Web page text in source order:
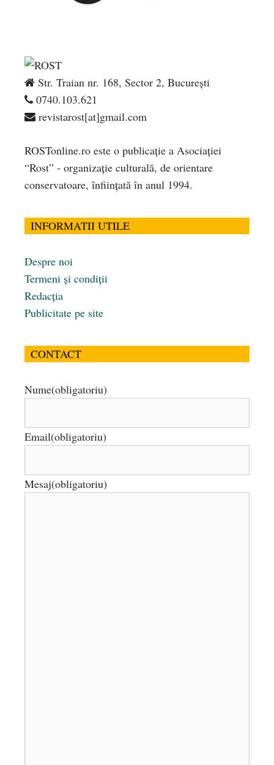
Str. Traian nr. 168, Sector 2, București
0740.103.621
revistarost[at]gmail.com
ROSTonline.ro este o publicaţie a Asociaţiei
“Rost” - organizaţie culturală, de orientare
conservatoare, înfiinţată în anul 1994.
INFORMATII UTILE
Despre noi
Termeni și condiții
Redacția
Publicitate pe site
CONTACT
Nume(obligatoriu)
Email(obligatoriu)
Mesaj(obligatoriu)